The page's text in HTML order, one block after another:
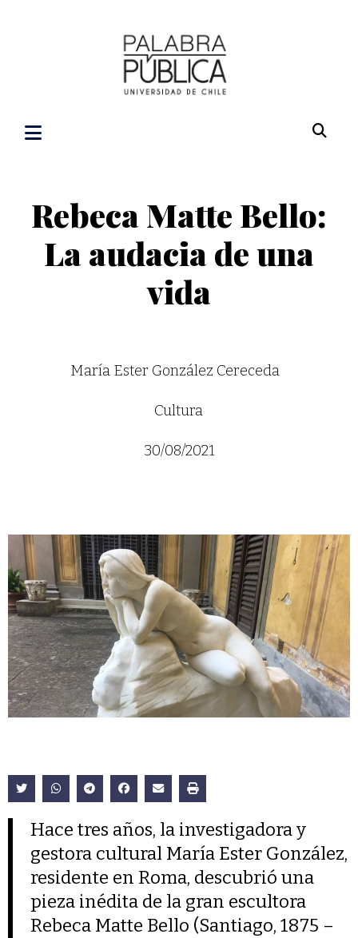
Rebeca Matte Bello:
La audacia de una
vida
María Ester González Cereceda
Cultura
30/08/2021
Hace tres años, la investigadora y
gestora cultural María Ester González,
residente en Roma, descubrió una
pieza inédita de la gran escultora
Rebeca Matte Bello (Santiago, 1875 –